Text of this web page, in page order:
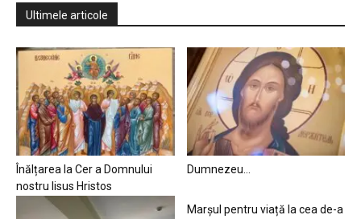
Ultimele articole
Înălțarea la Cer a Domnului
nostru Iisus Hristos
Dumnezeu…
Marșul pentru viață la cea de-a